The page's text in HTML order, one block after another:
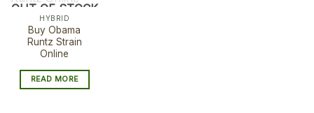
OUT OF STOCK
HYBRID
Buy Obama
Runtz Strain
Online
READ MORE